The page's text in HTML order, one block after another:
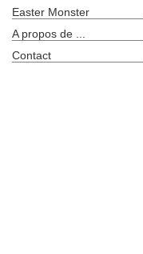
Easter Monster
A propos de ...
Contact